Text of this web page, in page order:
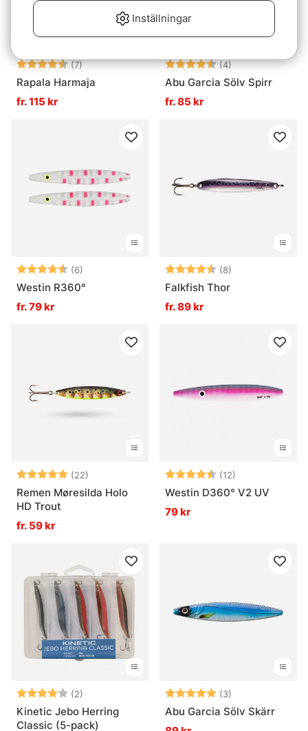
Betyg: (7)4.9 utav 5 stjärnor
Rapala Harmaja
fr. 115 kr
Betyg: (4)4.8 utav 5
Abu Garcia Sölv Spirr
fr. 85 kr
Betyg: (6)
4.7 utav 5 stjärnor
Westin R360°
fr. 79 kr
Betyg: (8)
Falkfish Thor
fr. 89 kr
Betyg: (22)
5.0 utav 5 stjärnor
Remen Møresilda Holo
HD Trout
fr. 59 kr
Betyg: (12)
Westin D360° V2 UV
79 kr
Betyg: (2)
4.0 utav 5 stjärnor
Kinetic Jebo Herring
Classic (5-pack)
Betyg: (3)
Abu Garcia Sölv Skärr
Inställningar